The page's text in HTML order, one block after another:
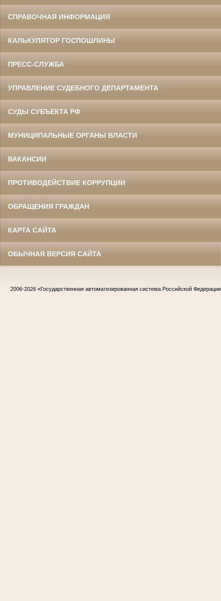
СПРАВОЧНАЯ ИНФОРМАЦИЯ
КАЛЬКУЛЯТОР ГОСПОШЛИНЫ
ПРЕСС-СЛУЖБА
УПРАВЛЕНИЕ СУДЕБНОГО ДЕПАРТАМЕНТА
СУДЫ СУБЪЕКТА РФ
МУНИЦИПАЛЬНЫЕ ОРГАНЫ ВЛАСТИ
ВАКАНСИИ
ПРОТИВОДЕЙСТВИЕ КОРРУПЦИИ
ОБРАЩЕНИЯ ГРАЖДАН
КАРТА САЙТА
ОБЫЧНАЯ ВЕРСИЯ САЙТА
2006-2026 «Государственная автоматизированная система Российской